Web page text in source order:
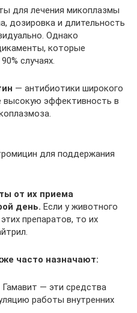
для лечения микоплазмы
дозировка и длительность
Однако
которые
случаях.
— антибиотики широкого
эффективность в
для поддержания
от их приема
день. Если у животного
препаратов, то их
часто назначают:
— эти средства
работы внутренних